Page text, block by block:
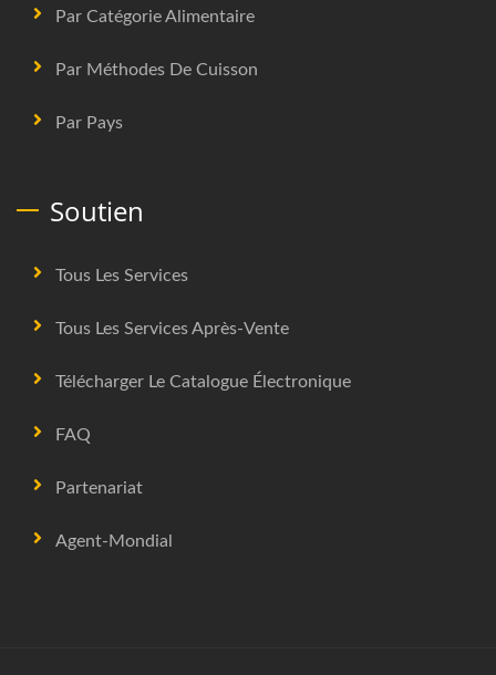
Par Catégorie Alimentaire
Par Méthodes De Cuisson
Par Pays
Soutien
Tous Les Services
Tous Les Services Après-Vente
Télécharger Le Catalogue Électronique
FAQ
Partenariat
Agent-Mondial